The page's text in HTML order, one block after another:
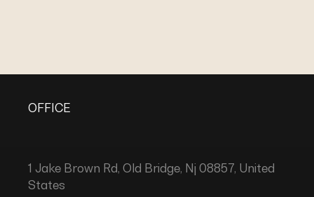
OFFICE
1 Jake Brown Rd, Old Bridge, Nj 08857, United
States